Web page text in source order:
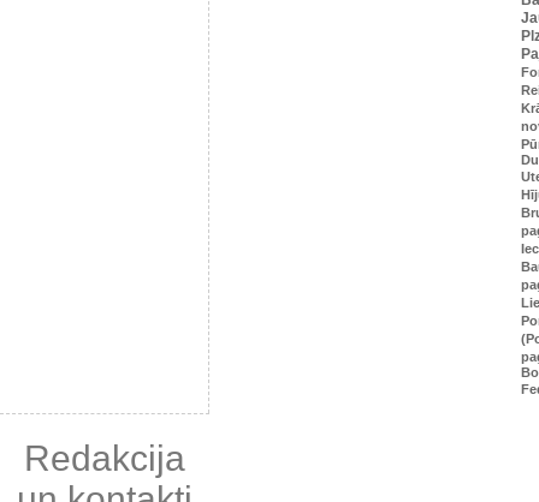
Redakcija